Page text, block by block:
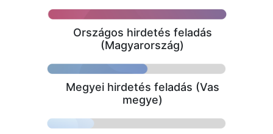
Országos hirdetés feladás
(Magyarország)
Megyei hirdetés feladás (Vas
megye)